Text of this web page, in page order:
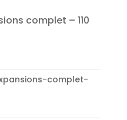
complet – 110
complet-